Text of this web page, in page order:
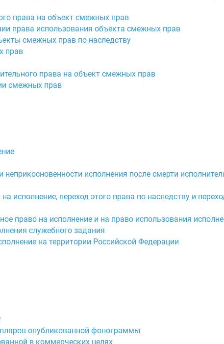
права на объект смежных прав
права использования объекта смежных прав
смежных прав по наследству
прав
права на объект смежных прав
смежных прав
исполнения после смерти
исполнение, переход этого права по наследству и
право на исполнение и на право использования
служебного задания
на территории Российской Федерации
опубликованной фонограммы
в коммерческих целях